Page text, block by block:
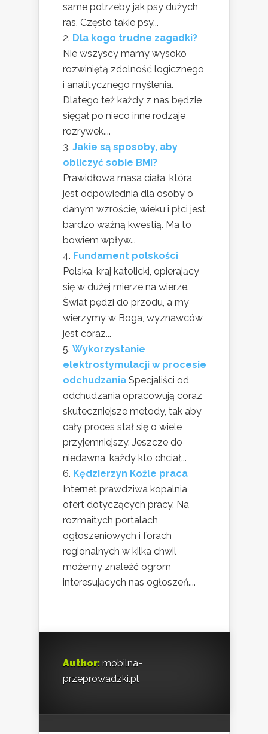
same potrzeby jak psy dużych
ras. Często takie psy...
Dla kogo trudne zagadki?
Nie wszyscy mamy wysoko
rozwiniętą zdolność logicznego
i analitycznego myślenia.
Dlatego też każdy z nas będzie
sięgał po nieco inne rodzaje
rozrywek....
Jakie są sposoby, aby
obliczyć sobie BMI?
Prawidłowa masa ciała, która
jest odpowiednia dla osoby o
danym wzroście, wieku i płci jest
bardzo ważną kwestią. Ma to
bowiem wpływ...
Fundament polskości
Polska, kraj katolicki, opierający
się w dużej mierze na wierze.
Świat pędzi do przodu, a my
wierzymy w Boga, wyznawców
jest coraz...
Wykorzystanie
elektrostymulacji w procesie
odchudzania Specjaliści od
odchudzania opracowują coraz
skuteczniejsze metody, tak aby
cały proces stał się o wiele
przyjemniejszy. Jeszcze do
niedawna, każdy kto chciał...
Kędzierzyn Koźle praca
Internet prawdziwa kopalnia
ofert dotyczących pracy. Na
rozmaitych portalach
ogłoszeniowych i forach
regionalnych w kilka chwil
możemy znaleźć ogrom
interesujących nas ogłoszeń....
Author: mobilna-
przeprowadzki.pl